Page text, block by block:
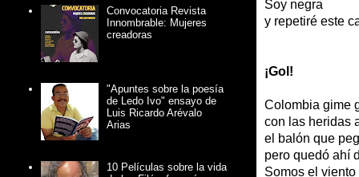
Soy negra
y repetiré este
¡Gol!
Colombia gime
con las heridas
el balón que
pero quedó ahí
Somos el
Convocatoria Revista
Innombrable: Mujeres
creadoras
"Apuntes sobre la poesía
de Ledo Ivo" ensayo de
Luis Ricardo Arévalo
Arias
10 Películas sobre la vida